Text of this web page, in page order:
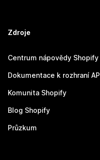
Zdroje
Centrum nápovědy Shopify
Dokumentace k rozhraní API
Komunita Shopify
Blog Shopify
Průzkum